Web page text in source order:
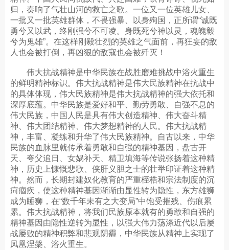
归，奏响了气壮山河的救亡之歌。一位又一位英雄儿女、
一批又一批英雄群体，不畏强暴、以身殉国，正所谓“诚既
勇兮又以武，终刚强兮不可凌。身既死兮神以灵，魂魄毅
兮为鬼雄”。在这样刚毅壮烈的英雄之气面前，再狂妄的敌
人也会被打倒，再凶狠的敌寇也会被歼灭！
伟大抗战精神是中华民族在战胜磨难挑战中浴火重生
的鲜明精神标识。伟大抗战精神是伟大民族精神在抗战中
的具体体现，伟大民族精神是伟大抗战精神的强大依托和
深厚底蕴。中华民族是爱好和平、勤劳勇敢、自强不息的
伟大民族，中国人民是具有伟大创造精神、伟大奋斗精
神、伟大团结精神、伟大梦想精神的人民。伟大抗战精
神，丰富、凝练和升华了伟大民族精神。自古以来，中华
民族的血脉里就传承着勇敢和自强的精神基因，盘古开
天、夸父追日、女娲补天、精卫填海等传说张扬着这种精
神，历史上慷慨悲歌、侠肝义胆之士的壮举印证着这种精
神。然而，长期封建奴化教育的严重桎梏和宗法制度的沉
疴痼疾，使这种精神基因渐渐由显性转为隐性，东方雄狮
成为睡狮，在“数千年未有之大变局”中饱受摧残、伤痕累
累。伟大抗战精神，将我们民族原本就有的勇敢和自强的
精神基因由隐性逆转为显性，以强大伟力荡涤近代以后屡
战屡败的精神积弊和悲观阴霾，中华民族从精神上实现了
凤凰涅槃、浴火重生。